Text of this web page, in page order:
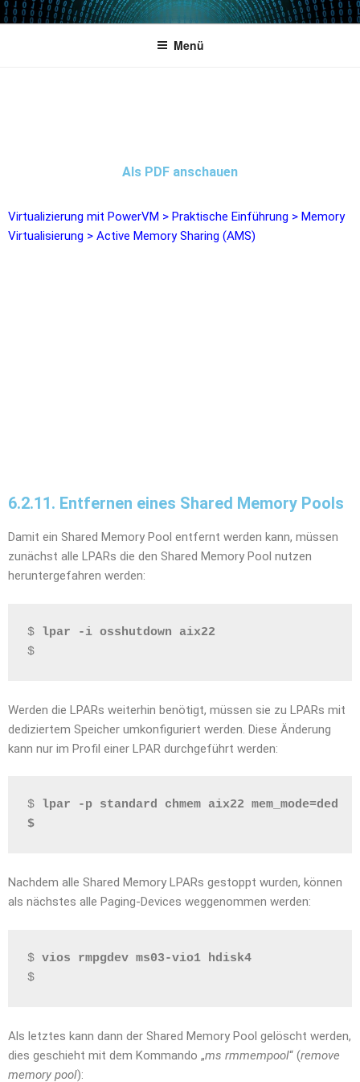
POWERCAMPUS 01
Home of the LPAR-Tool
Menü
Als PDF anschauen
Virtualizierung mit PowerVM > Praktische Einführung > Memory
Virtualisierung > Active Memory Sharing (AMS)
6.2.11. Entfernen eines Shared Memory Pools
Damit ein Shared Memory Pool entfernt werden kann, müssen
zunächst alle LPARs die den Shared Memory Pool nutzen
heruntergefahren werden:
$
lpar -i osshutdown aix22
$
Werden die LPARs weiterhin benötigt, müssen sie zu LPARs mit
dediziertem Speicher umkonfiguriert werden. Diese Änderung
kann nur im Profil einer LPAR durchgeführt werden:
$
lpar -p standard chmem aix22 mem_mode=ded
$
Nachdem alle Shared Memory LPARs gestoppt wurden, können
als nächstes alle Paging-Devices weggenommen werden:
$ vios rmpgdev ms03-vio1 hdisk4
$
Als letztes kann dann der Shared Memory Pool gelöscht werden,
dies geschieht mit dem Kommando „ms rmmempool“ (remove
memory pool):